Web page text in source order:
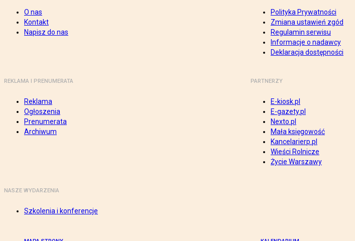
O nas
Kontakt
Napisz do nas
Polityka Prywatności
Zmiana ustawień zgód
Regulamin serwisu
Informacje o nadawcy
Deklaracja dostępności
REKLAMA I PRENUMERATA
Reklama
Ogłoszenia
Prenumerata
Archiwum
PARTNERZY
E-kiosk.pl
E-gazety.pl
Nexto.pl
Mała księgowość
Kancelarierp.pl
Wieści Rolnicze
Życie Warszawy
NASZE WYDARZENIA
Szkolenia i konferencje